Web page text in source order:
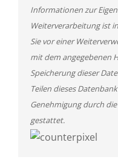
Informationen zur
Weiterverarbeitung ist
Sie vor einer
mit dem angegebenen
Speicherung dieser
Teilen dieses
Genehmigung durch
gestattet.